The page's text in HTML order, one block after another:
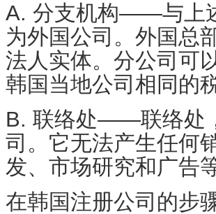
A. 分支机构——与上
为外国公司。外国总
法人实体。分公司可
韩国当地公司相同的
B. 联络处——联络处
司。它无法产生任何
发、市场研究和广告
在韩国注册公司 的步